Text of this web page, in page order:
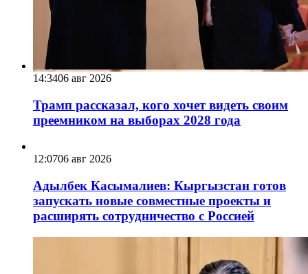
14:3406 авг 2026
Трамп рассказал, кого хочет видеть своим
преемником на выборах 2028 года
12:0706 авг 2026
Адылбек Касымалиев: Кыргызстан готов
запускать новые совместные проекты и
расширять сотрудничество с Россией